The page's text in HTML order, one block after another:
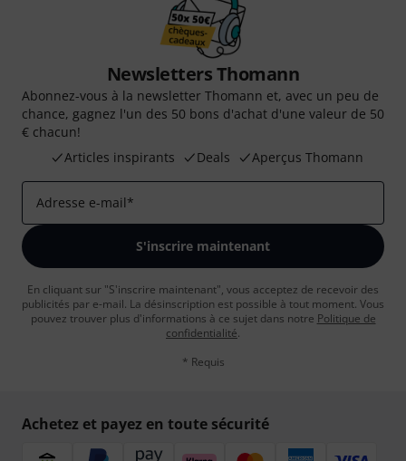
Newsletters Thomann
Abonnez-vous à la newsletter Thomann et, avec un peu de
chance, gagnez l'un des 50 bons d'achat d'une valeur de 50
€ chacun!
Articles inspirants
Deals Aperçus Thomann
Adresse e-mail*
S'inscrire maintenant
En cliquant sur "S'inscrire maintenant", vous acceptez de recevoir des
publicités par e-mail. La désinscription est possible à tout moment. Vous
pouvez trouver plus d'informations à ce sujet dans notre Politique de
confidentialité.
* Requis
Achetez et payez en toute sécurité